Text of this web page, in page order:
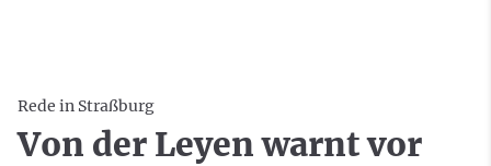
Rede in Straßburg
Von der Leyen warnt vor